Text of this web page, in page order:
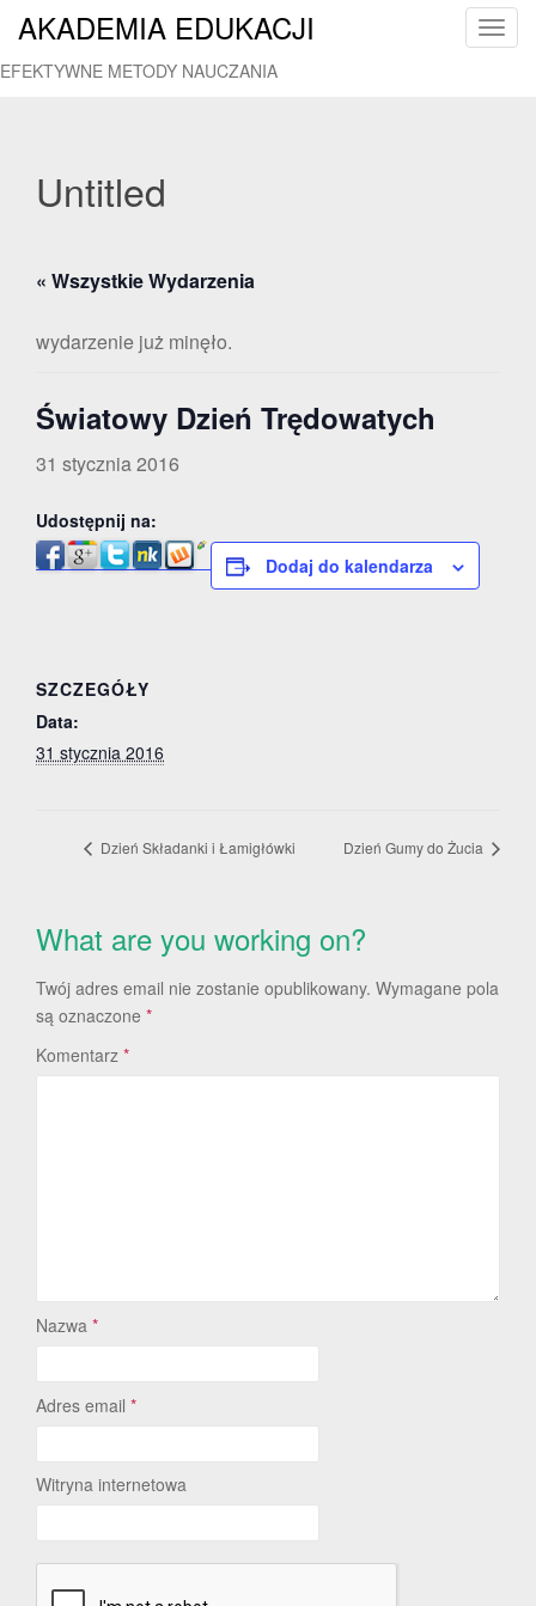
T
AKADEMIA EDUKACJI
EFEKTYWNE METODY NAUCZANIA
Untitled
« Wszystkie Wydarzenia
wydarzenie już minęło.
Światowy Dzień Trędowatych
31 stycznia 2016
Udostępnij na:
Dodaj do kalendarza
SZCZEGÓŁY
Data:
31 stycznia 2016
Dzień Składanki i Łamigłówki Dzień Gumy do Żucia
What are you working on?
Twój adres email nie zostanie opublikowany. Wymagane pola
są oznaczone *
Komentarz *
Nazwa *
Adres email *
Witryna internetowa